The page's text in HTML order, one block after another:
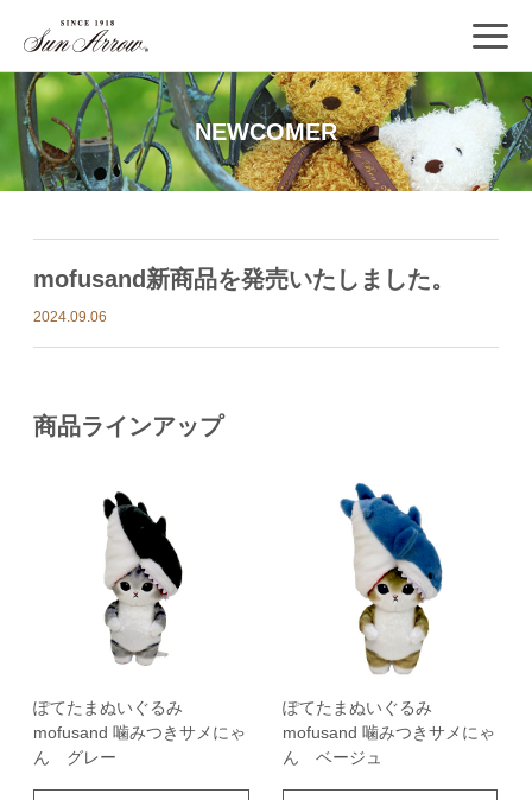
NEWCOMER
mofusand新商品を発売いたしました。
2024.09.06
商品ラインアップ
ぽてたまぬいぐるみ
mofusand 噛みつきサメにゃ
ん グレー
ぽてたまぬいぐるみ
mofusand 噛みつきサメにゃ
ん ベージュ